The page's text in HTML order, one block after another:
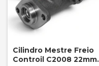
Cilindro Mestre Freio
Controil C2008 22mm